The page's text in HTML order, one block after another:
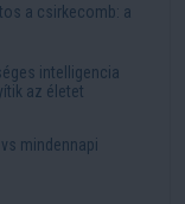
a csirkecomb: a
intelligencia
az életet
mindennapi